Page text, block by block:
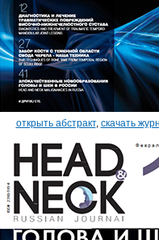
открыть абстракт, скачать